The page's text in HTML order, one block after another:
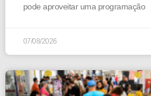
pode aproveitar uma programação
07/08/2026